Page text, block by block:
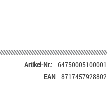
Artikel-Nr.: 64750005100001
EAN
8717457928802